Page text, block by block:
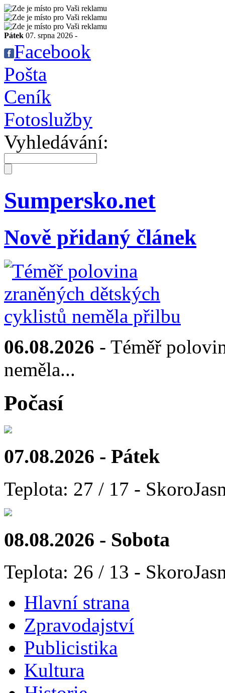
Pátek 07. srpna 2026 -
Facebook
Pošta
Ceník
Fotoslužby
Vyhledávání:
Sumpersko.net
Nově přidaný článek
06.08.2026 - Téměř
neměla...
Počasí
07.08.2026 - Pátek
Teplota: 27 / 17 -
08.08.2026 - Sobota
Teplota: 26 / 13 -
Hlavní strana
Zpravodajství
Publicistika
Kultura